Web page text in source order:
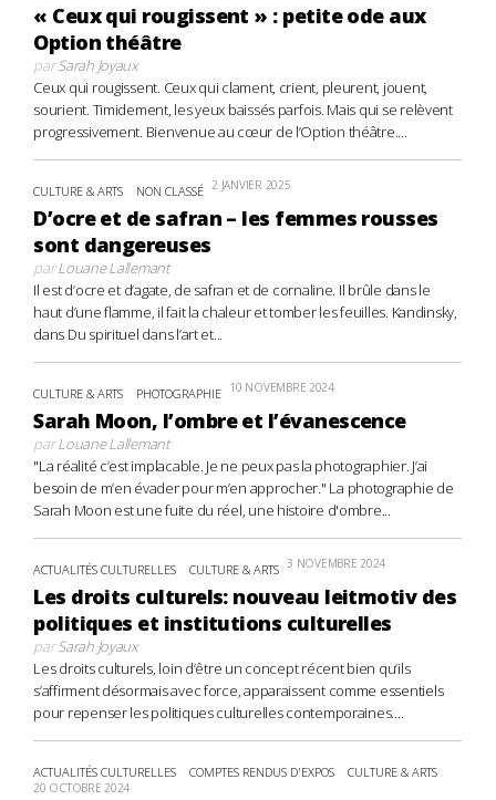
« Ceux qui rougissent » : petite ode aux
Option théâtre
parSarah Joyaux
Ceux qui rougissent. Ceux qui clament, crient, pleurent, jouent,
sourient. Timidement, les yeux baissés parfois. Mais qui se relèvent
progressivement. Bienvenue au cœur de l’Option théâtre....
CULTURE & ARTS NON CLASSÉ 2 JANVIER 2025
D’ocre et de safran – les femmes rousses
sont dangereuses
parLouane Lallemant
Il est d’ocre et d’agate, de safran et de cornaline. Il brûle dans le
haut d’une flamme, il fait la chaleur et tomber les feuilles. Kandinsky,
dans Du spirituel dans l’art et...
CULTURE & ARTS PHOTOGRAPHIE 10 NOVEMBRE 2024
Sarah Moon, l’ombre et l’évanescence
parLouane Lallemant
"La réalité c’est implacable. Je ne peux pas la photographier. J’ai
besoin de m’en évader pour m’en approcher." La photographie de
Sarah Moon est une fuite du réel, une histoire d'ombre...
ACTUALITÉS CULTURELLES CULTURE & ARTS 3 NOVEMBRE 2024
Les droits culturels: nouveau leitmotiv des
politiques et institutions culturelles
parSarah Joyaux
Les droits culturels, loin d’être un concept récent bien qu’ils
s’affirment désormais avec force, apparaissent comme essentiels
pour repenser les politiques culturelles contemporaines....
ACTUALITÉS CULTURELLES COMPTES RENDUS D'EXPOS CULTURE & ARTS
20 OCTOBRE 2024